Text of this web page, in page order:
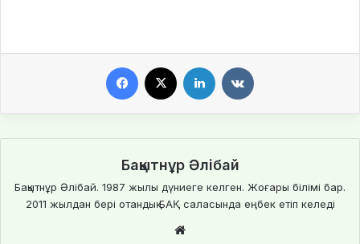
Бақытнұр Әлібай
Бақытнұр Әлібай. 1987 жылы дүниеге келген. Жоғары білімі бар.
2011 жылдан бері отандық БАҚ саласында еңбек етіп келеді